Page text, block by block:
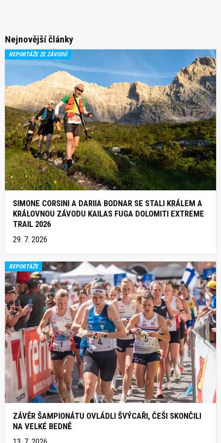
Nejnovější články
REPORTÁŽE ZE ZÁVODŮ
SIMONE CORSINI A DARIIA BODNAR SE STALI KRÁLEM A
KRÁLOVNOU ZÁVODU KAILAS FUGA DOLOMITI EXTREME
TRAIL 2026
29. 7. 2026
REPORTÁŽE
ZÁVĚR ŠAMPIONÁTU OVLÁDLI ŠVÝCAŘI, ČEŠI SKONČILI
NA VELKÉ BEDNĚ